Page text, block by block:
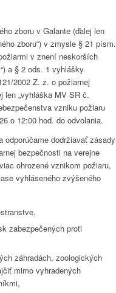
zboru v Galante (ďalej len
zboru“) v zmysle § 21 písm.
v znení neskorších
a § 2 ods. 1 vyhlášky
2002 Z. z. o požiarnej
len „vyhláška MV SR č.
vzniku požiaru
o 12:00 hod. do odvolania.
odporúčame dodržiavať zásady
bezpečnosti na verejne
ohrozené vznikom požiaru,
vyhláseného zvýšeného
zabezpečených proti
záhradách, zoologických
mimo vyhradených